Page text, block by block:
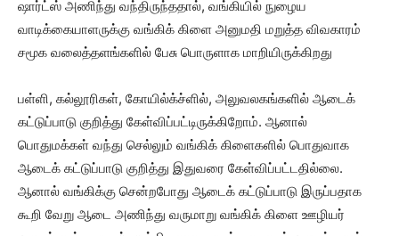
ஷார்ட்ஸ் அணிந்து வந்திருந்ததால், வங்கியில் நுழைய
வாடிக்கையாளருக்கு வங்கிக் கிளை அனுமதி மறுத்த விவகாரம்
சமூக வலைத்தளங்களில் பேசு பொருளாக மாறியிருக்கிறது
பள்ளி, கல்லூரிகள், கோயில்க்ச்ளில், அலுவலகங்களில் ஆடைக்
கட்டுப்பாடு குறித்து கேள்விப்பட்டிருக்கிறோம். ஆனால்
பொதுமக்கள் வந்து செல்லும் வங்கிக் கிளைகளில் பொதுவாக
ஆடைக் கட்டுப்பாடு குறித்து இதுவரை கேள்விப்பட்டதில்லை.
ஆனால் வங்கிக்கு சென்றபோது ஆடைக் கட்டுப்பாடு இருப்பதாக
கூறி வேறு ஆடை அணிந்து வருமாறு வங்கிக் கிளை ஊழியர்